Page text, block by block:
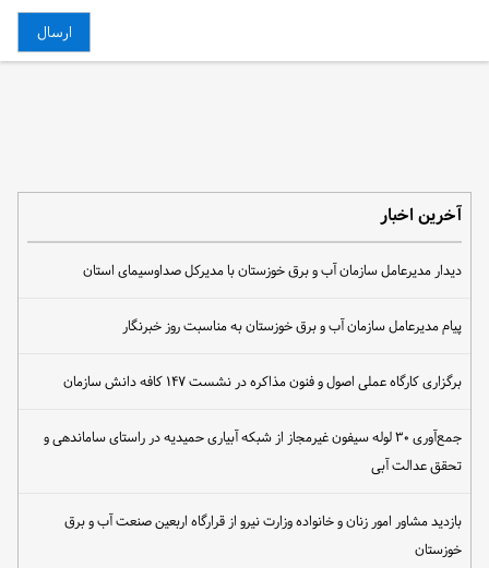
آخرین اخبار
دیدار مدیرعامل سازمان آب و برق خوزستان با مدیرکل صداوسیمای استان
پیام مدیرعامل سازمان آب و برق خوزستان به مناسبت روز خبرنگار
برگزاری کارگاه عملی اصول و فنون مذاکره در نشست ۱۴۷ کافه دانش سازمان
جمع‌آوری ۳۰ لوله سیفون غیرمجاز از شبکه آبیاری حمیدیه در راستای ساماندهی و
تحقق عدالت آبی
بازدید مشاور امور زنان و خانواده وزارت نیرو از قرارگاه اربعین صنعت آب و برق
خوزستان